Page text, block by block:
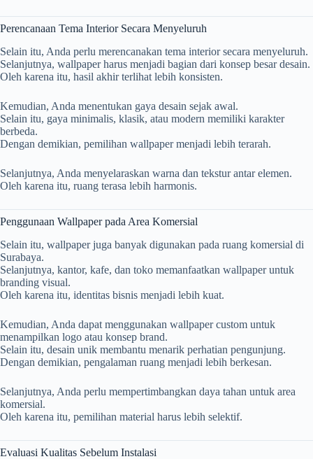
Perencanaan Tema Interior Secara Menyeluruh
Selain itu, Anda perlu merencanakan tema interior secara menyeluruh.
Selanjutnya, wallpaper harus menjadi bagian dari konsep besar desain.
Oleh karena itu, hasil akhir terlihat lebih konsisten.
Kemudian, Anda menentukan gaya desain sejak awal.
Selain itu, gaya minimalis, klasik, atau modern memiliki karakter
berbeda.
Dengan demikian, pemilihan wallpaper menjadi lebih terarah.
Selanjutnya, Anda menyelaraskan warna dan tekstur antar elemen.
Oleh karena itu, ruang terasa lebih harmonis.
Penggunaan Wallpaper pada Area Komersial
Selain itu, wallpaper juga banyak digunakan pada ruang komersial di
Surabaya.
Selanjutnya, kantor, kafe, dan toko memanfaatkan wallpaper untuk
branding visual.
Oleh karena itu, identitas bisnis menjadi lebih kuat.
Kemudian, Anda dapat menggunakan wallpaper custom untuk
menampilkan logo atau konsep brand.
Selain itu, desain unik membantu menarik perhatian pengunjung.
Dengan demikian, pengalaman ruang menjadi lebih berkesan.
Selanjutnya, Anda perlu mempertimbangkan daya tahan untuk area
komersial.
Oleh karena itu, pemilihan material harus lebih selektif.
Evaluasi Kualitas Sebelum Instalasi